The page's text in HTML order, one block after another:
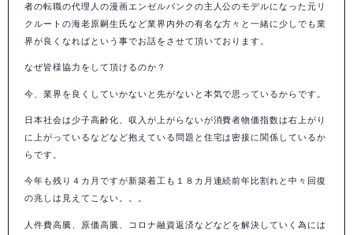
INQUERY
者の転職の代理人の漫画エンゼルバンクの主人公のモデルになった元リ
クルートの海老原嗣生氏など業界内外の有名な方々と一緒に少しでも業
界が良くなればという事でお話をさせて頂いております。
なぜ皆様協力をして頂けるのか？
今、業界を良くしていかないと先がないと本気で思っているからです。
日本社会は少子高齢化、収入が上がらないが消費者物価指数は右上がり
に上がっているなどなど抱えている問題と住宅は密接に関係しているか
らです。
今年も残り４カ月ですが新築着工も１８カ月連続前年比割れと中々回復
の兆しは見えてこない。。。
人件費高騰、原価高騰、コロナ融資返済などなどを解決していく為には